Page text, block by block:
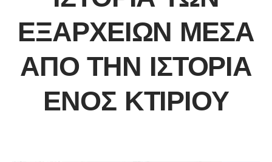
ΕΞΑΡΧΕΊΩΝ ΜΈΣΑ
ΑΠΌ ΤΗΝ ΙΣΤΟΡΊΑ
ΕΝΌΣ ΚΤΙΡΊΟΥ